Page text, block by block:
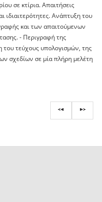
σε κτίρια. Απαιτήσεις
ιδιαιτερότητες. Ανάπτυξη του
και των απαιτούμενων
- Περιγραφή της
τεύχους υπολογισμών, της
σχεδίων σε μία πλήρη μελέτη